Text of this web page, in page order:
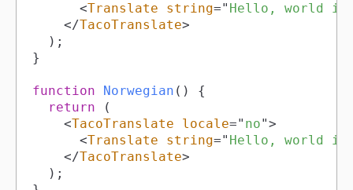
<Translate string=" Hello, world in
</TacoTranslate>
) ;
}
function Norwegian ( )
{
return
(
<TacoTranslate locale=" no">
<Translate string=" Hello, world in
</TacoTranslate>
) ;